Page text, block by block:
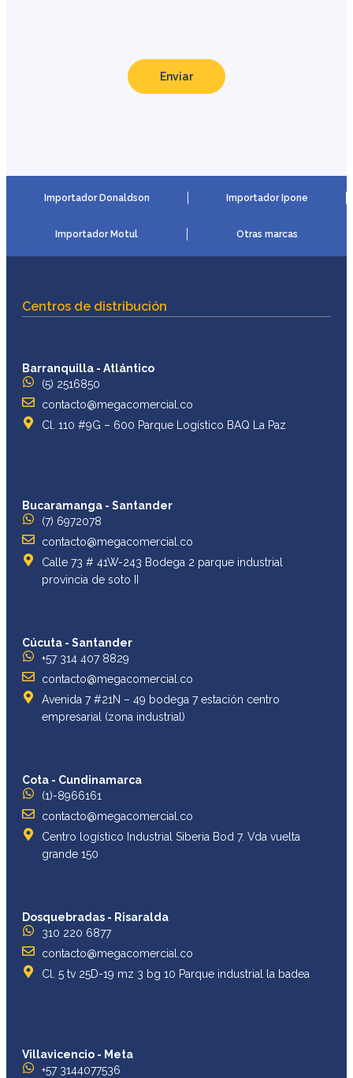
Enviar
Importador Donaldson Importador Ipone
Importador Motul Otras marcas
Centros de distribución
Barranquilla - Atlántico
(5) 2516850
contacto@megacomercial.co
Cl. 110 #9G – 600 Parque Logístico BAQ La Paz
Bucaramanga - Santander
(7) 6972078
contacto@megacomercial.co
Calle 73 # 41W-243 Bodega 2 parque industrial
provincia de soto II
Cúcuta - Santander
+57 314 407 8829
contacto@megacomercial.co
Avenida 7 #21N – 49 bodega 7 estación centro
empresarial (zona industrial)
Cota - Cundinamarca
(1)-8966161
contacto@megacomercial.co
Centro logístico Industrial Siberia Bod 7. Vda vuelta
grande 150
Dosquebradas - Risaralda
310 220 6877
contacto@megacomercial.co
Cl. 5 tv 25D-19 mz 3 bg 10 Parque industrial la badea
Villavicencio - Meta
+57 3144077536